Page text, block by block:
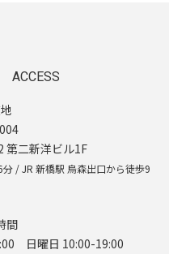
ACCESS
第二新洋ビル1F
/ JR 新橋駅 烏森出口から徒歩9
間
日曜日 10:00-19:00